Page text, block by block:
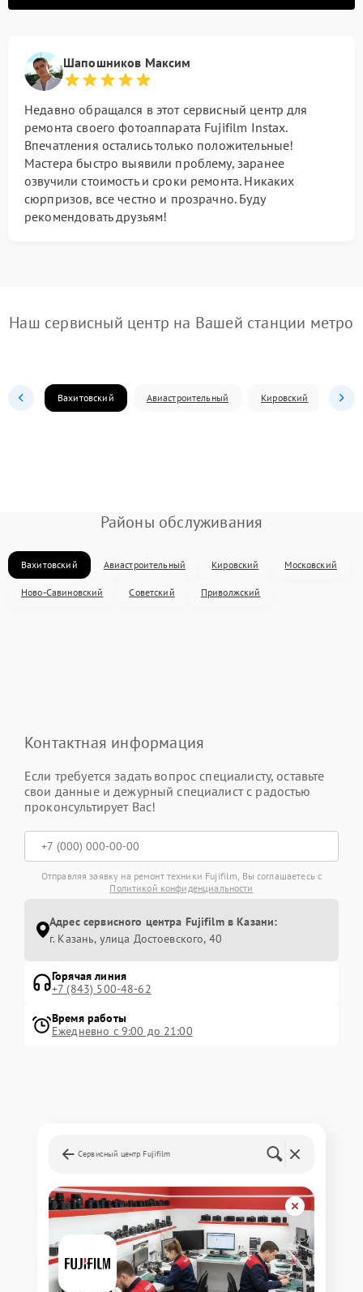
Шапошников Максим
Недавно обращался в этот сервисный центр для
ремонта своего фотоаппарата Fujifilm Instax.
Впечатления остались только положительные!
Мастера быстро выявили проблему, заранее
озвучили стоимость и сроки ремонта. Никаких
сюрпризов, все честно и прозрачно. Буду
рекомендовать друзьям!
Наш сервисный центр на Вашей станции метро
Вахитовский Авиастроительный Кировский
Районы обслуживания
Вахитовский Авиастроительный Кировский Московский
Ново-Савиновский Советский Приволжский
Контактная информация
Если требуется задать вопрос специалисту, оставьте
свои данные и дежурный специалист с радостью
проконсультирует Вас!
Отправляя заявку на ремонт техники Fujifilm, Вы соглашаетесь с
Политикой конфиденциальности
Адрес сервисного центра Fujifilm в Казани:
г. Казань, улица Достоевского, 40
Горячая линия
+7 (843) 500-48-62
Время работы
Ежедневно с 9:00 до 21:00
Сервисный центр Fujifilm